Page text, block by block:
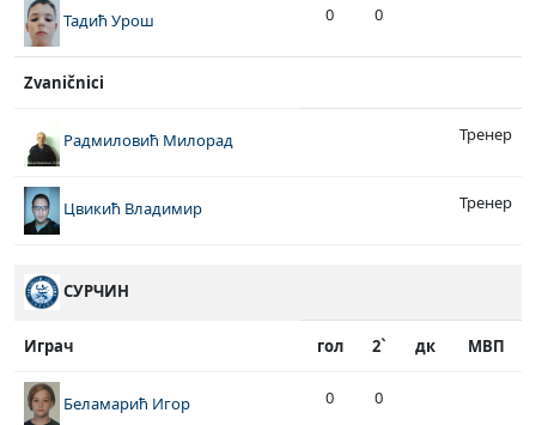
Тадић Урош 0 0
Zvaničnici
Радмиловић Милорад Тренер
Цвикић Владимир Тренер
СУРЧИН
Играч гол 2` дк МВП
Беламарић Игор 0 0